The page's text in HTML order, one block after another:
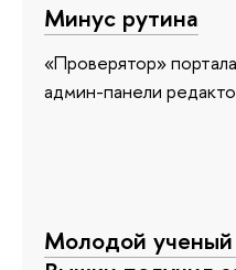
Минус рутина
«Проверятор»
админ-панели
Молодой